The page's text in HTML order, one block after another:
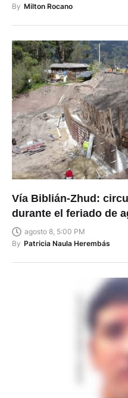
By Milton Rocano
Vía Biblián-Zhud:
durante el feriado de
agosto 8, 5:00 PM
By Patricia Naula Herembás